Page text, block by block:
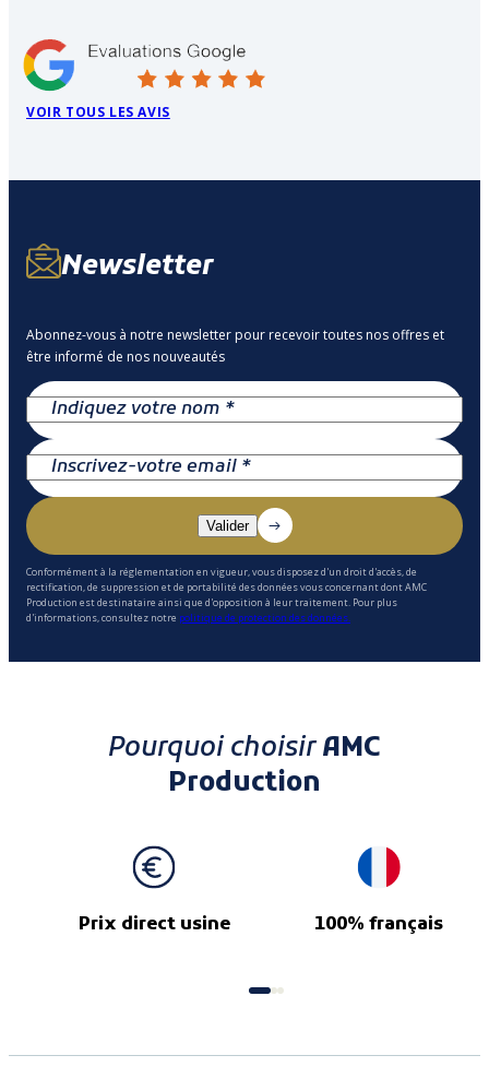
VOIR TOUS LES AVIS
Newsletter
Abonnez-vous à notre newsletter pour recevoir toutes nos offres et
être informé de nos nouveautés
Conformément à la réglementation en vigueur, vous disposez d'un droit d'accès, de
rectification, de suppression et de portabilité des données vous concernant dont AMC
Production est destinataire ainsi que d'opposition à leur traitement. Pour plus
d'informations, consultez notre politique de protection des données.
Pourquoi choisirAMC
Production
Prix direct usine 100% français